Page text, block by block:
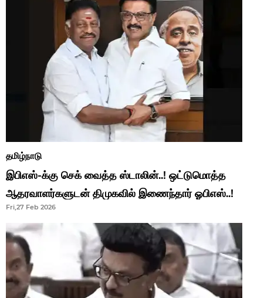
தமிழ்நாடு
இபிஎஸ்-க்கு செக் வைத்த ஸ்டாலின்..! ஒட்டுமொத்த
ஆதரவாளர்களுடன் திமுகவில் இணைந்தார் ஓபிஎஸ்..!
Fri,27 Feb 2026